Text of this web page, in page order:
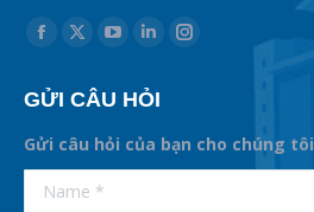
Find us on:
Facebook
opens
in
new
window
X
opens
in
new
window
YouTube
opens
in
new
Linkedin
opens
in
new
Instagram
in
new
GỬI CÂU HỎI
Gửi câu hỏi của bạn cho chúng tôi
supertotobet
betist
Name *